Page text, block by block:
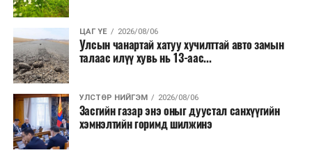
ЦАГ ҮЕ 2026/08/06
Улсын чанартай хатуу хучилттай авто замын
талаас илүү хувь нь 13-аас...
УЛСТӨР НИЙГЭМ 2026/08/06
Засгийн газар энэ оныг дуустал санхүүгийн
хэмнэлтийн горимд шилжинэ